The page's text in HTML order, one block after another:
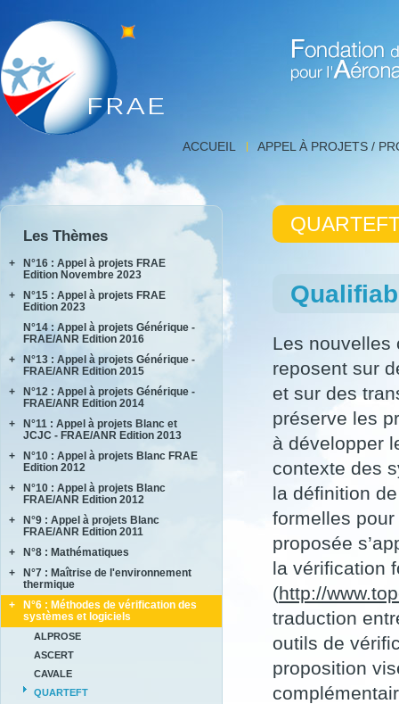
Détail
FNRAE
Fondation
de
Recherche
l'Aéronautique
l'Espace
ACCUEIL APPEL À PROJETS /
Les Thèmes
+
N°16 : Appel à projets FRAE
Edition Novembre 2023
INPACT
RAKEL
+
N°15 : Appel à projets FRAE
Edition 2023
AIDEAS
AIxIA
N°14 : Appel à projets Générique -
FRAE/ANR Edition 2016
+
N°13 : Appel à projets Générique -
FRAE/ANR Edition 2015
AIRTIUS
BRENNUS
COVERIF
MAGIC
+
N°12 : Appel à projets Générique -
FRAE/ANR Edition 2014
ANVES
HighS-Ti
M-SCOT
MORE4LESS
OPTIMUM
SUB SUPER JET
TIMBER
+
N°11 : Appel à projets Blanc et
JCJC - FRAE/ANR Edition 2013
AMANDE
COMPACS
METAUDIBLE
REFINE
REMEDDIES
SALWARE
SLENDER
+
N°10 : Appel à projets Blanc FRAE
Edition 2012
ACCITE
PARASOFT
SEMAFOR
+
N°10 : Appel à projets Blanc
FRAE/ANR Edition 2012
LIMICOS
+
N°9 : Appel à projets Blanc
FRAE/ANR Edition 2011
DISCERN
SePaCoDe
SONOBL
+ N°8 : Mathématiques
ECOSEA
IPPON
MEMORIA
RB4FASTSIM
+
N°7 : Maîtrise de l'environnement
thermique
ASTHER
COMIFO
MATRAS
SONOTHERMOGRAPHIE
STRASS
SYRTIPE
+
N°6 : Méthodes de vérification des
systèmes et logiciels
ALPROSE
ASCERT
CAVALE
QUARTEFT
Les nouvelles
reposent sur
et sur des
préserve les
à développer
contexte des
la définition
formelles
proposée
la vérification
(http://
traduction
outils de
proposition